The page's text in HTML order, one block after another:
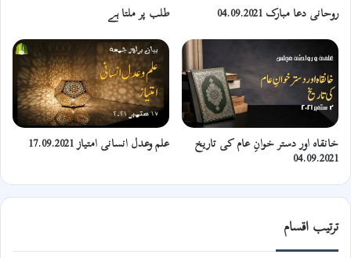
روحانی دعا مبارک 04.09.2021 طلب پر ملتا ہے
خانقاہ اور دستر خوانِ عام کی تاریخ
04.09.2021
علم وعدل انسانی امتیاز 17.09.2021
ترتیب اقسام